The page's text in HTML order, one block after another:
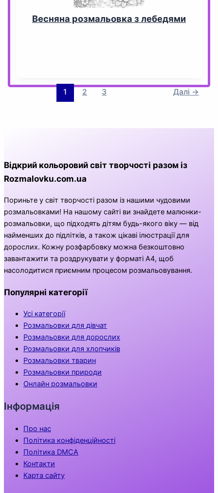
Весняна розмальовка з лебедями
1 2 3 Далі →
Відкрий кольоровий світ творчості разом із
Rozmalovku.com.ua
Пориньте у світ творчості разом із нашими чудовими
розмальовками! На нашому сайті ви знайдете малюнки-
розмальовки, що підходять дітям будь-якого віку — від
найменших до підлітків, а також цікаві ілюстрації для
дорослих. Кожну розфарбовку можна безкоштовно
завантажити та роздрукувати у форматі А4, щоб
насолодитися приємним процесом розмальовування.
Популярні категорії
Усі категорії
Розмальовки для дівчат
Розмальовки для дорослих
Розмальовки для хлопчиків
Розмальовки тварин
Розмальовки природи
Онлайн розмальовки
Інформація
Про нас
Політика конфіденційності
Політика DMCA
Контакти
Карта сайту